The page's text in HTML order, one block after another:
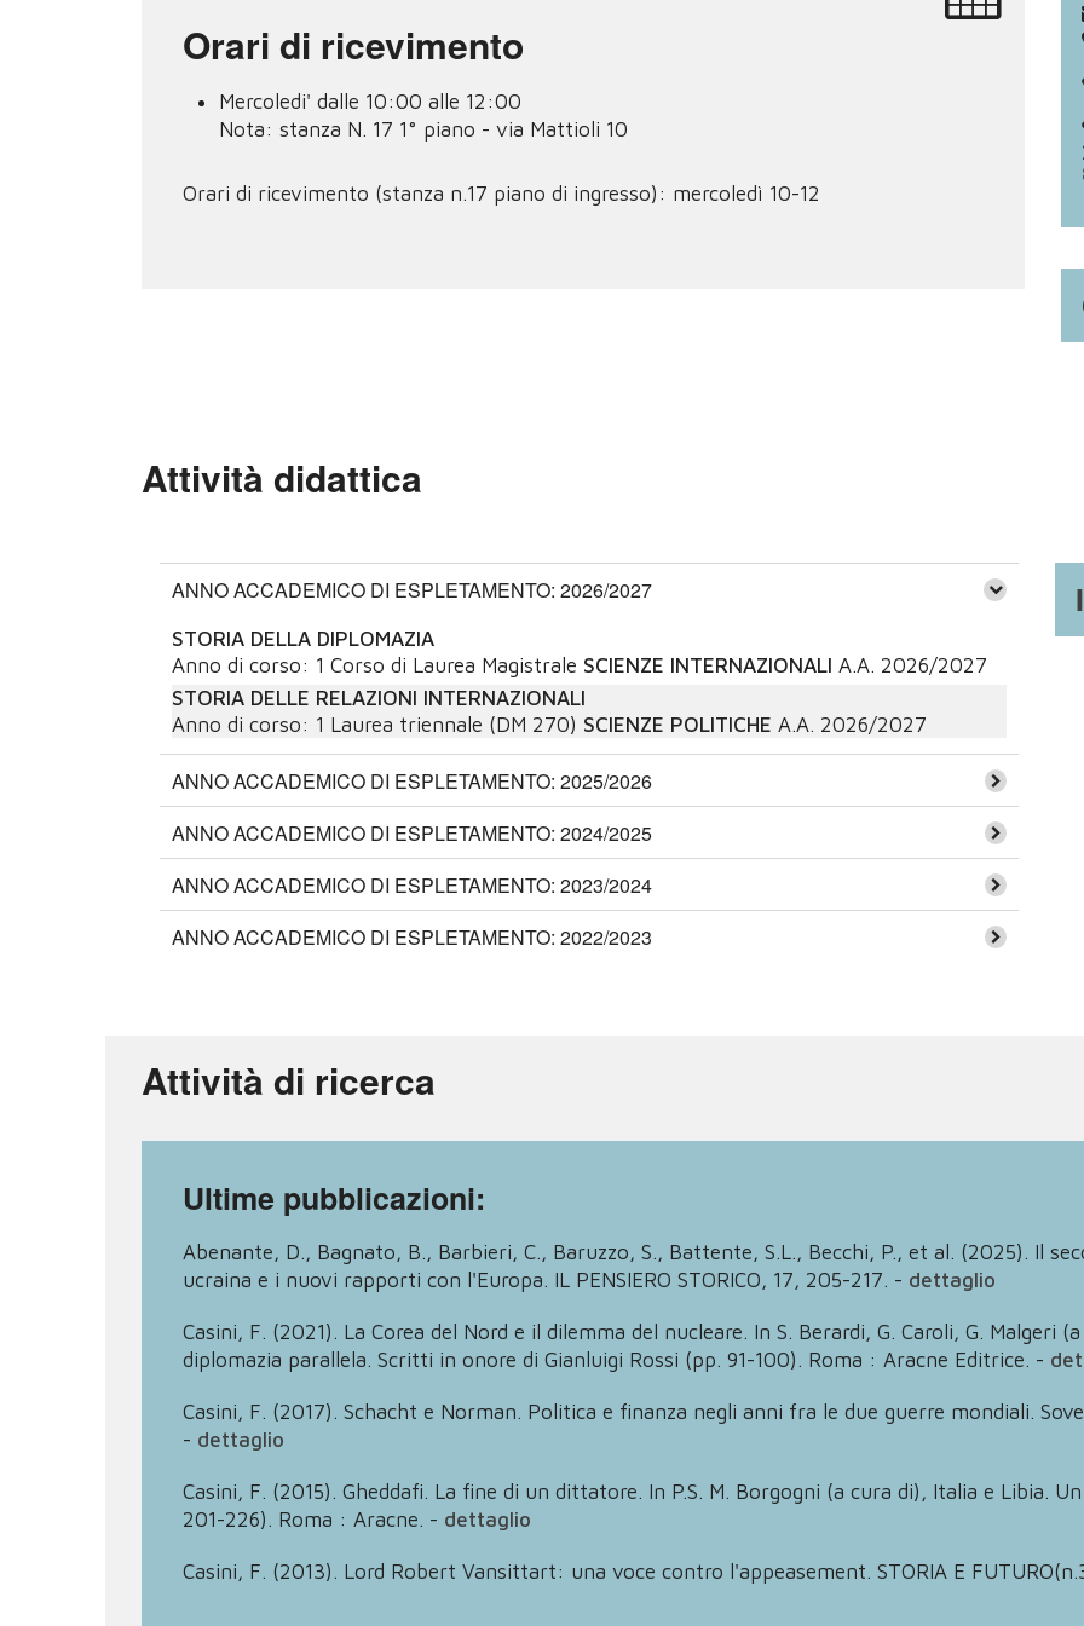
Orari di ricevimento
Mercoledi' dalle 10:00 alle 12:00
Nota: stanza N. 17 1° piano - via Mattioli 10
Orari di ricevimento (stanza n.17 piano di ingresso): mercoledì 10-12
Attività didattica
ANNO ACCADEMICO DI ESPLETAMENTO: 2026/2027
STORIA DELLA DIPLOMAZIA
Anno di corso: 1 Corso di Laurea Magistrale SCIENZE INTERNAZIONALI A.A. 2026/2027
STORIA DELLE RELAZIONI INTERNAZIONALI
Anno di corso: 1 Laurea triennale (DM 270) SCIENZE POLITICHE A.A. 2026/2027
ANNO ACCADEMICO DI ESPLETAMENTO: 2025/2026
ANNO ACCADEMICO DI ESPLETAMENTO: 2024/2025
ANNO ACCADEMICO DI ESPLETAMENTO: 2023/2024
ANNO ACCADEMICO DI ESPLETAMENTO: 2022/2023
Attività di ricerca
Ultime pubblicazioni:
Abenante, D., Bagnato, B., Barbieri, C., Baruzzo, S., Battente, S.L., Becchi, P., et al. (2025). Il
ucraina e i nuovi rapporti con l'Europa. IL PENSIERO STORICO, 17, 205-217. - dettaglio
Casini, F. (2021). La Corea del Nord e il dilemma del nucleare. In S. Berardi, G. Caroli, G. Malgeri
diplomazia parallela. Scritti in onore di Gianluigi Rossi (pp. 91-100). Roma : Aracne Editrice. -
Casini, F. (2017). Schacht e Norman. Politica e finanza negli anni fra le due guerre mondiali.
- dettaglio
Casini, F. (2015). Gheddafi. La fine di un dittatore. In P.S. M. Borgogni (a cura di), Italia e Libia.
201-226). Roma : Aracne. - dettaglio
Casini, F. (2013). Lord Robert Vansittart: una voce contro l'appeasement. STORIA E